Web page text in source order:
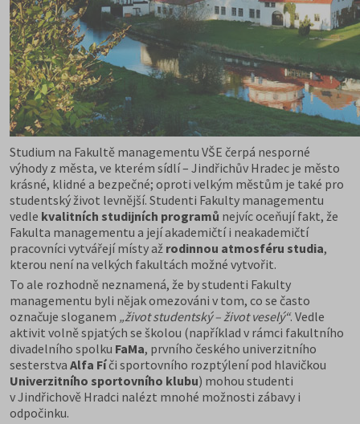
Studium na Fakultě managementu VŠE čerpá nesporné
výhody z města, ve kterém sídlí – Jindřichův Hradec je město
krásné, klidné a bezpečné; oproti velkým městům je také pro
studentský život levnější. Studenti Fakulty managementu
vedle kvalitních studijních programů nejvíc oceňují fakt, že
Fakulta managementu a její akademičtí i neakademičtí
pracovníci vytvářejí místy až rodinnou atmosféru studia,
kterou není na velkých fakultách možné vytvořit.
To ale rozhodně neznamená, že by studenti Fakulty
managementu byli nějak omezováni v tom, co se často
označuje sloganem „život studentský – život veselý“. Vedle
aktivit volně spjatých se školou (například v rámci fakultního
divadelního spolku FaMa, prvního českého univerzitního
sesterstva Alfa Fíči sportovního rozptýlení pod hlavičkou
Univerzitního sportovního klubu) mohou studenti
v Jindřichově Hradci nalézt mnohé možnosti zábavy i
odpočinku.